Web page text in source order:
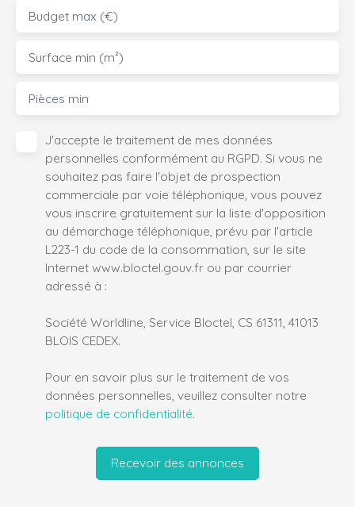
Budget max (€)
Surface min (m²)
Pièces min
J'accepte le traitement de mes données
personnelles conformément au RGPD. Si vous ne
souhaitez pas faire l'objet de prospection
commerciale par voie téléphonique, vous pouvez
vous inscrire gratuitement sur la liste d'opposition
au démarchage téléphonique, prévu par l'article
L223-1 du code de la consommation, sur le site
Internet www.bloctel.gouv.fr ou par courrier
adressé à :
Société Worldline, Service Bloctel, CS 61311, 41013
BLOIS CEDEX.
Pour en savoir plus sur le traitement de vos
données personnelles, veuillez consulter notre
politique de confidentialité.
Recevoir des annonces